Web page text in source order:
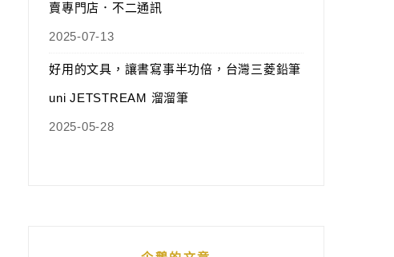
賣專門店．不二通訊
2025-07-13
好用的文具，讓書寫事半功倍，台灣三菱鉛筆
uni JETSTREAM 溜溜筆
2025-05-28